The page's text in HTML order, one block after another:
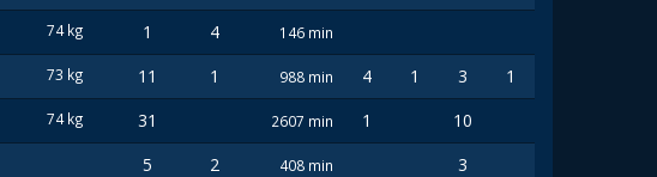
74 kg 1 4 146 min
73 kg 11 1 988 min 4 1 3
1
74 kg 31 2607 min 1
10
5 2 408 min
3